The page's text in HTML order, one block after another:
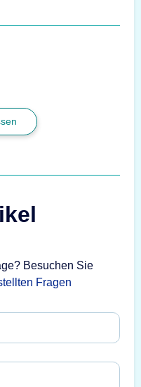
Besuchen Sie
Fragen